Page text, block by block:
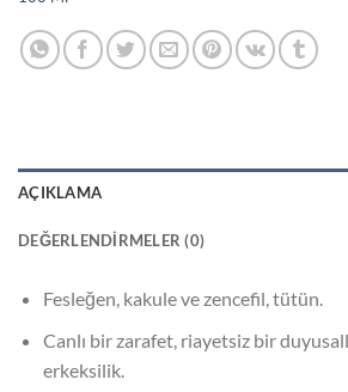
AÇIKLAMA
DEĞERLENDIRMELER (0)
Fesleğen, kakule ve zencefil, tütün.
Canlı bir zarafet, riayetsiz bir
erkeksilik.